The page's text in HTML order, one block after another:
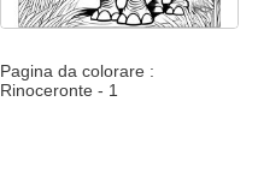
Pagina da colorare :
Rinoceronte - 1